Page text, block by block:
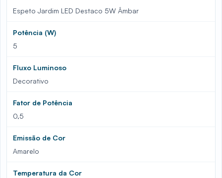
Espeto Jardim LED Destaco 5W Âmbar
Potência (W)
5
Fluxo Luminoso
Decorativo
Fator de Potência
0,5
Emissão de Cor
Amarelo
Temperatura da Cor